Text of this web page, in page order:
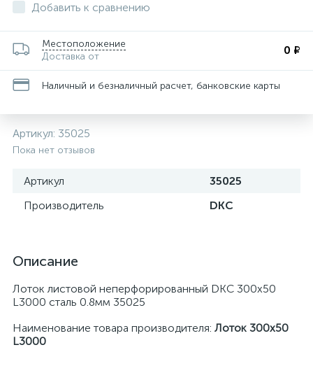
Добавить к сравнению
Местоположение
Доставка от
0 ₽
Наличный и безналичный расчет, банковские карты
Артикул: 35025
Пока нет отзывов
Артикул
35025
Производитель
DKC
Описание
Лоток листовой неперфорированный DKC 300х50
L3000 сталь 0.8мм 35025
Наименование товара производителя: Лоток 300х50
L3000